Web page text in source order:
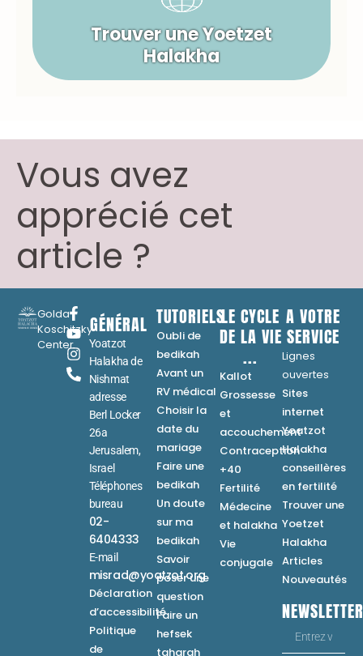
Trouver une Yoetzet
Halakha
Vous avez
apprécié cet
article ?
Golda
Koschitzky
Center
GÉNÉRAL
Yoatzot
Halakha de
Nishmat
adresse
Berl Locker
26a
Jerusalem,
Israel
Téléphones
bureau
02-
6404333
E-mail
misrad@yoatzot.org
Déclaration
d’accessibilité
Politique
de
TUTORIELS
Oubli de
bedikah
Avant un
RV médical
Choisir la
date du
mariage
Faire une
bedikah
Un doute
sur ma
bedikah
Savoir
poser une
question
Faire un
hefsek
taharah
LE CYCLE
DE LA VIE
...
Kallot
Grossesse
et
accouchement
Contraception
+40
Fertilité
Médecine
et halakha
Vie
conjugale
A VOTRE
SERVICE
Lignes
ouvertes
Sites
internet
Yoatzot
Halakha
conseillères
en fertilité
Trouver une
Yoetzet
Halakha
Articles
Nouveautés